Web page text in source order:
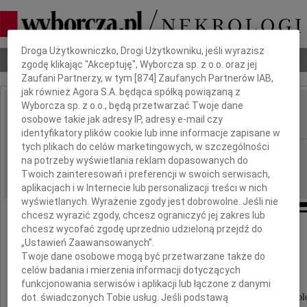
Nekrologi Odeszli Poradnik pogrzebowy
IMIĘ I NAZWISKO: Cecylia Filipowska
REGION: Katowice
DATA EMISJI: 06.09.2014
Wyrazy serdecznego podziękowania
dla
Przewodniczącej Zarządu i Członków
Oddziału Katowickiego Polskiego Towarzystwa
Dbamy o Twoją prywatność
Droga Użytkowniczko, Drogi Użytkowniku, jeśli wyrazisz
zgodę klikając "Akceptuję", Wyborcza sp. z o.o. oraz jej
Zaufani Partnerzy, w tym [874 ] Zaufanych Partnerów IAB,
jak również Agora S.A. będąca spółką powiązaną z
Wyborcza sp. z o.o., będą przetwarzać Twoje dane
osobowe takie jak adresy IP, adresy e-mail czy
identyfikatory plików cookie lub inne informacje zapisane w
tych plikach do celów marketingowych, w szczególności
na potrzeby wyświetlania reklam dopasowanych do
Twoich zainteresowań i preferencji w swoich serwisach,
aplikacjach i w Internecie lub personalizacji treści w nich
wyświetlanych. Wyrażenie zgody jest dobrowolne. Jeśli nie
chcesz wyrazić zgody, chcesz ograniczyć jej zakres lub
chcesz wycofać zgodę uprzednio udzieloną przejdź do
„Ustawień Zaawansowanych”.
Twoje dane osobowe mogą być przetwarzane także do
celów badania i mierzenia informacji dotyczących
funkcjonowania serwisów i aplikacji lub łączone z danymi
dot. świadczonych Tobie usług. Jeśli podstawą